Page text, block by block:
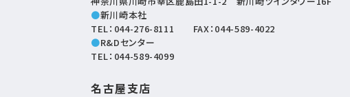
●新川崎本社
TEL： 044-276-8111 FAX：044-589-4022
●R&Dセンター
TEL： 044-589-4099
名古屋支店